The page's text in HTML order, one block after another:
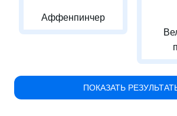
Аффенпинчер
ПОКАЗАТЬ